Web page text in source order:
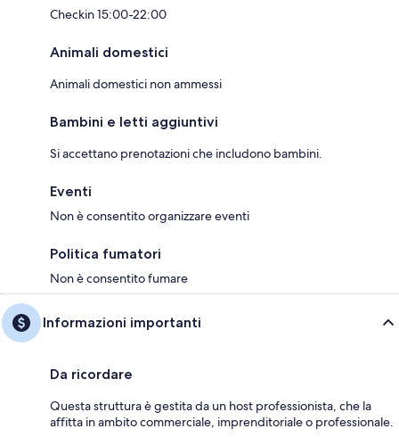
Checkin 15:00-22:00
Animali domestici
Animali domestici non ammessi
Bambini e letti aggiuntivi
Si accettano prenotazioni che includono bambini.
Eventi
Non è consentito organizzare eventi
Politica fumatori
Non è consentito fumare
Informazioni importanti
Da ricordare
Questa struttura è gestita da un host professionista, che la
affitta in ambito commerciale, imprenditoriale o professionale.